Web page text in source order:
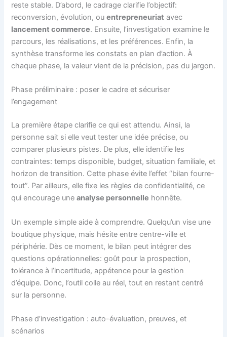
reste stable. D’abord, le cadrage clarifie l’objectif:
reconversion, évolution, ouentrepreneuriat avec
lancement commerce. Ensuite, l’investigation examine le
parcours, les réalisations, et les préférences. Enfin, la
synthèse transforme les constats en plan d’action. À
chaque phase, la valeur vient de la précision, pas du jargon.
Phase préliminaire : poser le cadre et sécuriser
l’engagement
La première étape clarifie ce qui est attendu. Ainsi, la
personne sait si elle veut tester une idée précise, ou
comparer plusieurs pistes. De plus, elle identifie les
contraintes: temps disponible, budget, situation familiale, et
horizon de transition. Cette phase évite l’effet “bilan fourre-
tout”. Par ailleurs, elle fixe les règles de confidentialité, ce
qui encourage uneanalyse personnelle honnête.
Un exemple simple aide à comprendre. Quelqu’un vise une
boutique physique, mais hésite entre centre-ville et
périphérie. Dès ce moment, le bilan peut intégrer des
questions opérationnelles: goût pour la prospection,
tolérance à l’incertitude, appétence pour la gestion
d’équipe. Donc, l’outil colle au réel, tout en restant centré
sur la personne.
Phase d’investigation : auto-évaluation, preuves, et
scénarios